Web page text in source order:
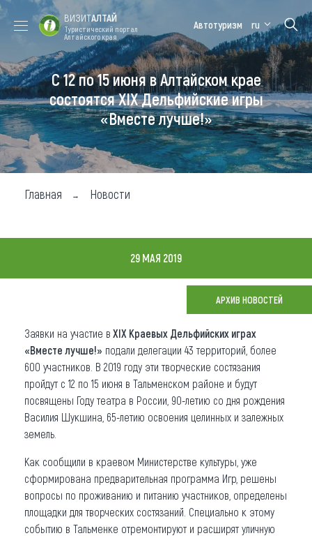
Форум VISIT
ALTAI
Цветение
маральника
Медицинский
форум
Алтайская
зимовка
Туры
Где побывать
Чем заняться
Карта
Что привезти (сувениры)
О регионе
Коллекция впечатлений
Другие рубрики
ВИЗИТАЛТАЙ
Туристический портал
Алтайского края
Автотуризм ru
С 12 по 15 июня в Алтайском крае
состоятся ХIХ Дельфийские игры
«Вместе лучше!»
Главная Новости
29 МАЯ 2019
АРХИВ НОВОСТЕЙ
Заявки на участие в ХIХ Краевых Дельфийских играх
«Вместе лучше!» подали делегации 43 территорий, более
600 участников. В 2019 году эти творческие состязания
пройдут с 12 по 15 июня в Тальменском районе и будут
посвящены Году театра в России, 90-летию со дня рождения
Василия Шукшина, 65-летию освоения целинных и залежных
земель.
Как сообщили в краевом Министерстве культуры, уже
сформирована предварительная программа Игр, решены
вопросы по проживанию и питанию участников, определены
площадки для творческих состязаний. Специально к этому
событию в Тальменке отремонтируют и расширят уличную